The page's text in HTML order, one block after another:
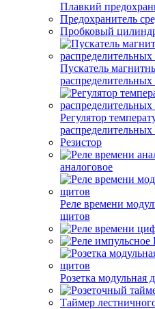
Плавкий
Предохранитель
Пробковый
Пускатель
Регулятор
Резистор
аналоговое
Реле времени
щитов
Розетка модульная
Таймер